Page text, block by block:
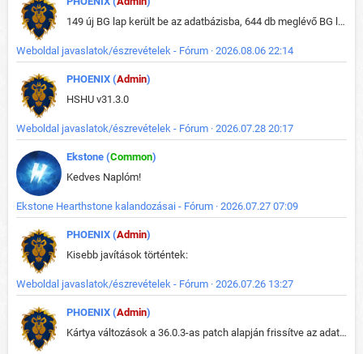
149 új BG lap került be az adatbázisba, 644 db meglévő BG lap módosult, bekerültek az új képek a megváltozott lapokhoz is.
Weboldal javaslatok/észrevételek - Fórum · 2026.08.06 22:14
PHOENIX (Admin)
HSHU v31.3.0
Weboldal javaslatok/észrevételek - Fórum · 2026.07.28 20:17
Ekstone (Common)
Kedves Naplóm!
Ekstone Hearthstone kalandozásai - Fórum · 2026.07.27 07:09
PHOENIX (Admin)
Kisebb javítások történtek:
Weboldal javaslatok/észrevételek - Fórum · 2026.07.26 13:27
PHOENIX (Admin)
Kártya változások a 36.0.3-as patch alapján frissítve az adatbázisban (képek is cserélve).